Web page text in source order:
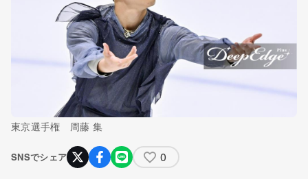
東京選手権 周藤 集
SNSでシェア 0